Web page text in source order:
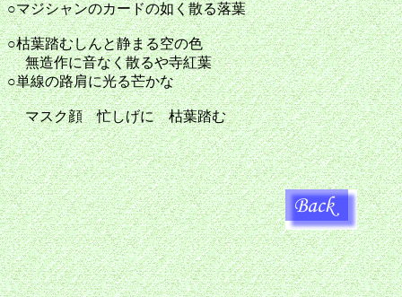
○マジシャンのカードの如く散る落葉
○枯葉踏むしんと静まる空
無造作に音なく散るや寺紅葉
○単線の路肩に光る芒かな
マスク顔 忙しげに 枯葉